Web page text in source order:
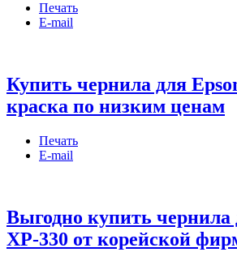
Печать
E-mail
Купить чернила для
краска по низким ценам
Печать
E-mail
Выгодно купить чернила
XP-330 от корейской